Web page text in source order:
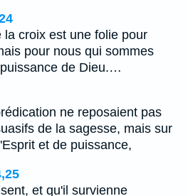
la croix est une folie pour
pour nous qui sommes
de Dieu.…
ne reposaient pas
de la sagesse, mais sur
et de puissance,
et qu'il survienne